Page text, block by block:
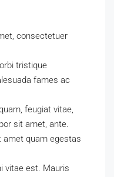
consectetuer
tristique
fames ac
feugiat vitae,
sit amet, ante.
amet quam egestas
vitae est. Mauris